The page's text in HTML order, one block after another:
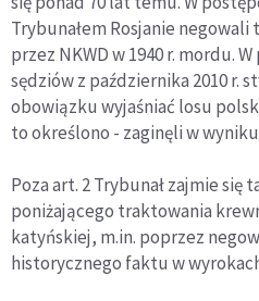
Trybunałem Rosjanie
przez NKWD w 1940 r. mordu.
sędziów z października 2010 r.
obowiązku wyjaśniać losu
to określono - zaginęli w
Poza art. 2 Trybunał zajmie
poniżającego traktowania
katyńskiej, m.in. poprzez
historycznego faktu w